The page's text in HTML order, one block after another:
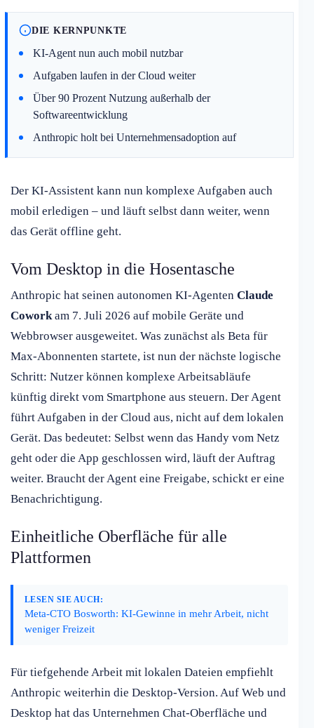
DIE KERNPUNKTE
KI-Agent nun auch mobil nutzbar
Aufgaben laufen in der Cloud weiter
Über 90 Prozent Nutzung außerhalb der
Softwareentwicklung
Anthropic holt bei Unternehmensadoption auf
Der KI-Assistent kann nun komplexe Aufgaben auch
mobil erledigen – und läuft selbst dann weiter, wenn
das Gerät offline geht.
Vom Desktop in die Hosentasche
Anthropic hat seinen autonomen KI-Agenten Claude
Coworkam 7. Juli 2026 auf mobile Geräte und
Webbrowser ausgeweitet. Was zunächst als Beta für
Max-Abonnenten startete, ist nun der nächste logische
Schritt: Nutzer können komplexe Arbeitsabläufe
künftig direkt vom Smartphone aus steuern. Der Agent
führt Aufgaben in der Cloud aus, nicht auf dem lokalen
Gerät. Das bedeutet: Selbst wenn das Handy vom Netz
geht oder die App geschlossen wird, läuft der Auftrag
weiter. Braucht der Agent eine Freigabe, schickt er eine
Benachrichtigung.
Einheitliche Oberfläche für alle
Plattformen
LESEN SIE AUCH:
Meta-CTO Bosworth: KI-Gewinne in mehr Arbeit, nicht
weniger Freizeit
Für tiefgehende Arbeit mit lokalen Dateien empfiehlt
Anthropic weiterhin die Desktop-Version. Auf Web und
Desktop hat das Unternehmen Chat-Oberfläche und